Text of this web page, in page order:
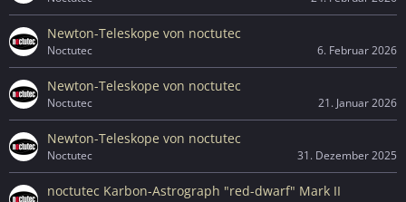
Newton-Teleskope von noctutec
Noctutec 6. Februar 2026
Newton-Teleskope von noctutec
Noctutec 21. Januar 2026
Newton-Teleskope von noctutec
Noctutec 31. Dezember 2025
noctutec Karbon-Astrograph "red-dwarf" Mark II